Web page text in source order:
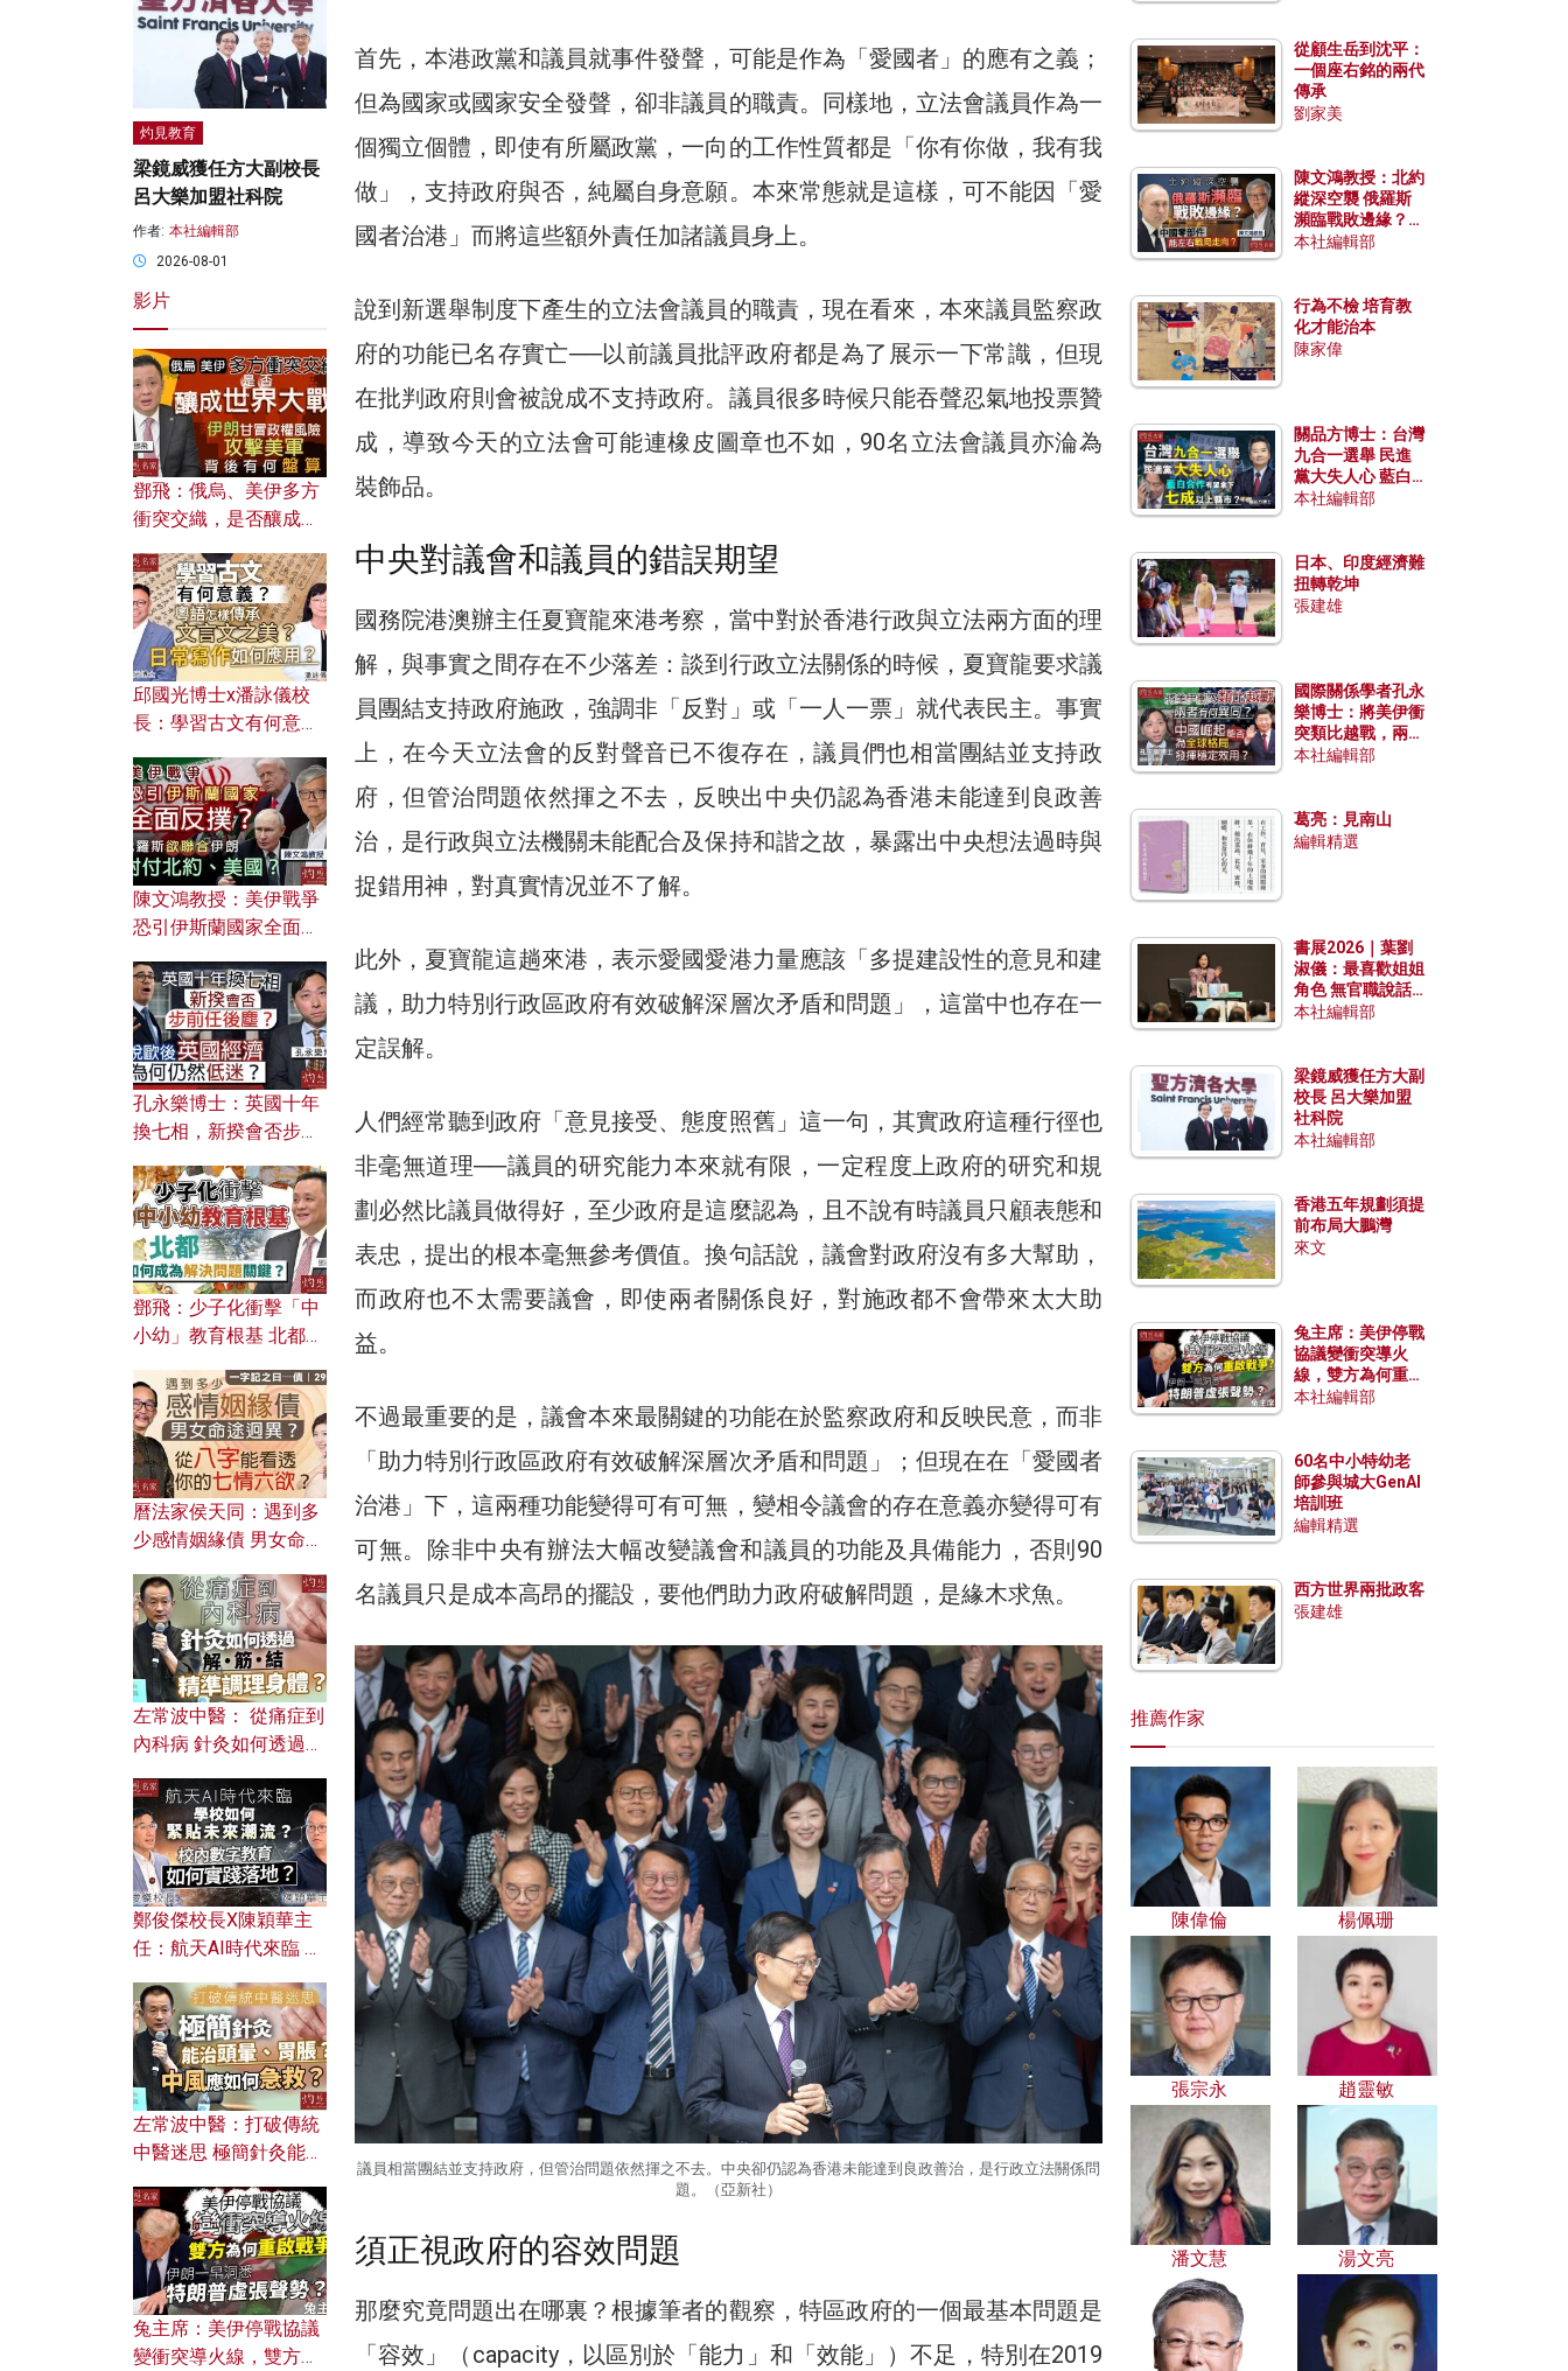
首先，本港政黨和議員就事件發聲，可能是作為「愛國者」的應有之義；
但為國家或國家安全發聲，卻非議員的職責。同樣地，立法會議員作為一
個獨立個體，即使有所屬政黨，一向的工作性質都是「你有你做，我有我
做」，支持政府與否，純屬自身意願。本來常態就是這樣，可不能因「愛
國者治港」而將這些額外責任加諸議員身上。
說到新選舉制度下產生的立法會議員的職責，現在看來，本來議員監察政
府的功能已名存實亡──以前議員批評政府都是為了展示一下常識，但現
在批判政府則會被說成不支持政府。議員很多時候只能吞聲忍氣地投票贊
成，導致今天的立法會可能連橡皮圖章也不如，90名立法會議員亦淪為
裝飾品。
中央對議會和議員的錯誤期望
國務院港澳辦主任夏寶龍來港考察，當中對於香港行政與立法兩方面的理
解，與事實之間存在不少落差：談到行政立法關係的時候，夏寶龍要求議
員團結支持政府施政，強調非「反對」或「一人一票」就代表民主。事實
上，在今天立法會的反對聲音已不復存在，議員們也相當團結並支持政
府，但管治問題依然揮之不去，反映出中央仍認為香港未能達到良政善
治，是行政與立法機關未能配合及保持和諧之故，暴露出中央想法過時與
捉錯用神，對真實情况並不了解。
此外，夏寶龍這趟來港，表示愛國愛港力量應該「多提建設性的意見和建
議，助力特別行政區政府有效破解深層次矛盾和問題」，這當中也存在一
定誤解。
人們經常聽到政府「意見接受、態度照舊」這一句，其實政府這種行徑也
非毫無道理──議員的研究能力本來就有限，一定程度上政府的研究和規
劃必然比議員做得好，至少政府是這麼認為，且不說有時議員只顧表態和
表忠，提出的根本毫無參考價值。換句話說，議會對政府沒有多大幫助，
而政府也不太需要議會，即使兩者關係良好，對施政都不會帶來太大助
益。
不過最重要的是，議會本來最關鍵的功能在於監察政府和反映民意，而非
「助力特別行政區政府有效破解深層次矛盾和問題」；但現在在「愛國者
治港」下，這兩種功能變得可有可無，變相令議會的存在意義亦變得可有
可無。除非中央有辦法大幅改變議會和議員的功能及具備能力，否則90
名議員只是成本高昂的擺設，要他們助力政府破解問題，是緣木求魚。
議員相當團結並支持政府，但管治問題依然揮之不去。中央卻仍認為香港未能達到良政善治，是行政立法關係問
題。（亞新社）
須正視政府的容效問題
那麼究竟問題出在哪裏？根據筆者的觀察，特區政府的一個最基本問題是
「容效」（capacity，以區別於「能力」和「效能」）不足，特別在2019
灼見教育
梁鏡威獲任方大副校長
呂大樂加盟社科院
作者: 本社編輯部
2026-08-01
影片
鄧飛：俄烏、美伊多方
衝突交織，是否釀成世
風險攻擊美軍，背後有
何盤算？
邱國光博士x潘詠儀校
長：學習古文有何意
文之美？ 日常寫作如何
應用？
陳文鴻教授：美伊戰爭
恐引伊斯蘭國家全面反
對付北約美國？
孔永樂博士：英國十年
換七相，新揆會否步前
濟為何仍然低迷？
鄧飛：少子化衝擊「中
小幼」教育根基 北都如
曆法家侯天同：遇到多
少感情姻緣債 男女命途
的七情六欲？
左常波中醫： 從痛症到
內科病 針灸如何透過解
鄭俊傑校長X陳穎華主
任：航天AI時代來臨 學
校內數字教育如何實踐
落地？
左常波中醫：打破傳統
中醫迷思 極簡針灸能治
何急救？
兔主席：美伊停戰協議
變衝突導火線，雙方為
從顧生岳到沈平：
一個座右銘的兩代
傳承
劉家美
陳文鴻教授：北約
縱深空襲 俄羅斯
瀕臨戰敗邊緣？中
國零部件能左右戰
本社編輯部
行為不檢 培育教
化才能治本
陳家偉
關品方博士：台灣
九合一選舉 民進
黨大失人心 藍白
合作有望拿下七成
本社編輯部
日本、印度經濟難
扭轉乾坤
張建雄
國際關係學者孔永
樂博士：將美伊衝
突類比越戰，兩者
有何異同？中國崛
本社編輯部
葛亮：見南山
編輯精選
書展2026｜葉劉
淑儀：最喜歡姐姐
角色 無官職說話
包袱少
本社編輯部
梁鏡威獲任方大副
校長 呂大樂加盟
社科院
本社編輯部
香港五年規劃須提
前布局大鵬灣
來文
兔主席：美伊停戰
協議變衝突導火
線，雙方為何重啟
戰爭？伊朗一早洞
本社編輯部
60名中小特幼老
師參與城大GenAI
培訓班
編輯精選
西方世界兩批政客
張建雄
推薦作家
陳偉倫 楊佩珊
張宗永 趙靈敏
潘文慧 湯文亮